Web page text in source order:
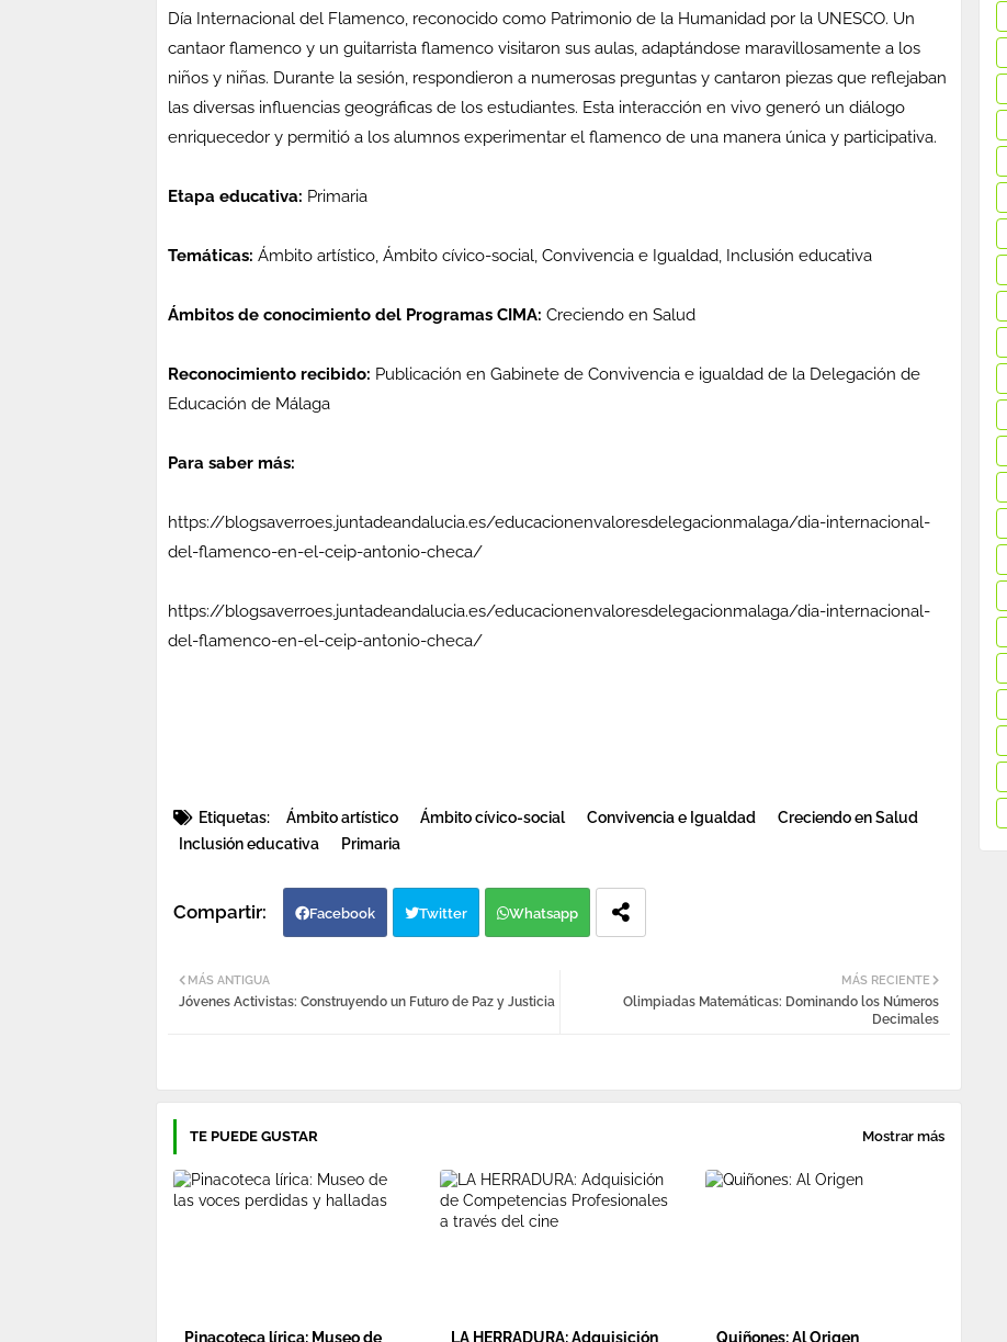
Día Internacional del Flamenco, reconocido como Patrimonio de la Humanidad por la UNESCO. Un
cantaor flamenco y un guitarrista flamenco visitaron sus aulas, adaptándose maravillosamente a los
niños y niñas. Durante la sesión, respondieron a numerosas preguntas y cantaron piezas que reflejaban
las diversas influencias geográficas de los estudiantes. Esta interacción en vivo generó un diálogo
enriquecedor y permitió a los alumnos experimentar el flamenco de una manera única y participativa.
Etapa educativa: Primaria
Temáticas: Ámbito artístico, Ámbito cívico-social, Convivencia e Igualdad, Inclusión educativa
Ámbitos de conocimiento del Programas CIMA: Creciendo en Salud
Reconocimiento recibido: Publicación en Gabinete de Convivencia e igualdad de la Delegación de
Educación de Málaga
Para saber más:
https://blogsaverroes.juntadeandalucia.es/educacionenvaloresdelegacionmalaga/dia-internacional-
del-flamenco-en-el-ceip-antonio-checa/
https://blogsaverroes.juntadeandalucia.es/educacionenvaloresdelegacionmalaga/dia-internacional-
del-flamenco-en-el-ceip-antonio-checa/
Etiquetas: Ámbito artístico Ámbito cívico-social Convivencia e Igualdad
Creciendo en Salud
Inclusión educativa
Primaria
Facebook Twitter Whatsapp
MÁS RECIENTE
Olimpiadas Matemáticas: Dominando los Números
Decimales
MÁS ANTIGUA
Jóvenes Activistas: Construyendo un Futuro de Paz y Justicia
TE PUEDE GUSTAR Mostrar más
Pinacoteca lírica: Museo de LA HERRADURA: Adquisición Quiñones: Al Origen